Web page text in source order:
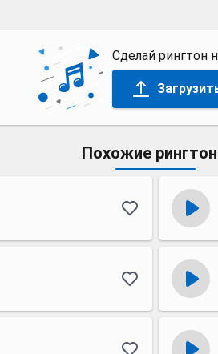
Сделай рингтон
Похожие